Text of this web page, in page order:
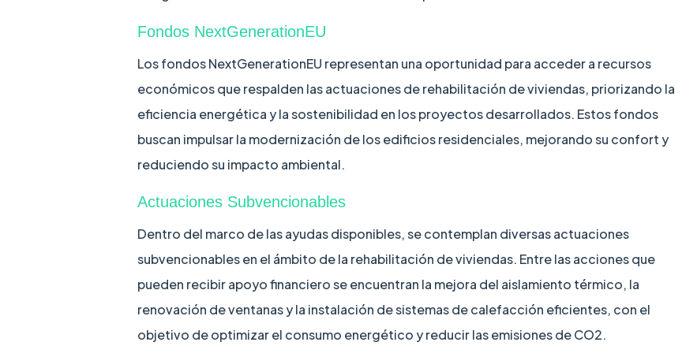
Fondos NextGenerationEU
Los fondos NextGenerationEU representan una oportunidad para acceder a recursos
económicos que respalden las actuaciones de rehabilitación de viviendas, priorizando la
eficiencia energética y la sostenibilidad en los proyectos desarrollados. Estos fondos
buscan impulsar la modernización de los edificios residenciales, mejorando su confort y
reduciendo su impacto ambiental.
Actuaciones Subvencionables
Dentro del marco de las ayudas disponibles, se contemplan diversas actuaciones
subvencionables en el ámbito de la rehabilitación de viviendas. Entre las acciones que
pueden recibir apoyo financiero se encuentran la mejora del aislamiento térmico, la
renovación de ventanas y la instalación de sistemas de calefacción eficientes, con el
objetivo de optimizar el consumo energético y reducir las emisiones de CO2.